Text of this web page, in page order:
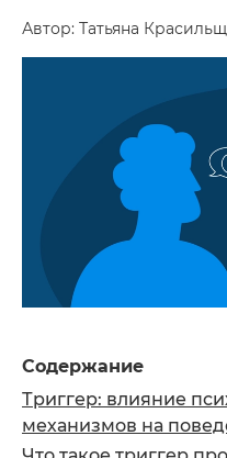
Автор: Татьяна
Содержание
Триггер: влияние
механизмов на